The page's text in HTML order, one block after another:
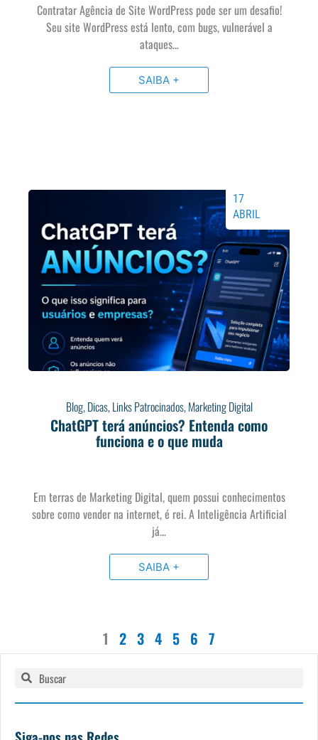
Contratar Agência de Site WordPress pode ser um desafio!
Seu site WordPress está lento, com bugs, vulnerável a
ataques…
SAIBA +
Blog,Dicas,Links Patrocinados,Marketing Digital
ChatGPT terá anúncios? Entenda como
funciona e o que muda
17
ABRIL
Em terras de Marketing Digital, quem possui conhecimentos
sobre como vender na internet, é rei. A Inteligência Artificial
já…
SAIBA +
1 2 3 4 5 6 7
Pesquisar
Pesquisar